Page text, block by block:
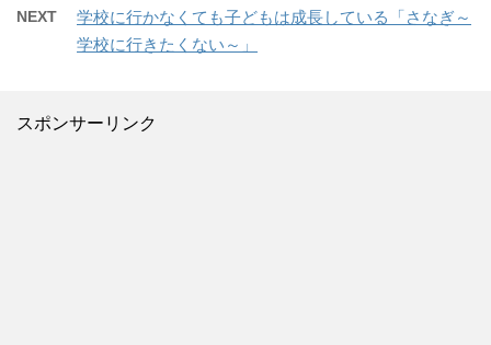
NEXT
学校に行かなくても子どもは成長している「さなぎ～
学校に行きたくない～」
スポンサーリンク